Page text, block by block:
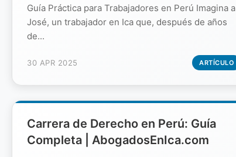
Guía Práctica para Trabajadores en Perú Imagina a
José, un trabajador en Ica que, después de años
de...
30 APR 2025 ARTÍCULO
Carrera de Derecho en Perú: Guía
Completa | AbogadosEnIca.com